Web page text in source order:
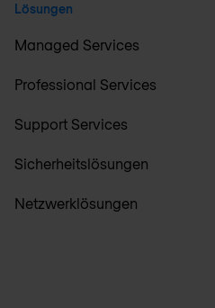
Lösungen
Managed Services
Professional Services
Support Services
Sicherheitslösungen
Netzwerklösungen